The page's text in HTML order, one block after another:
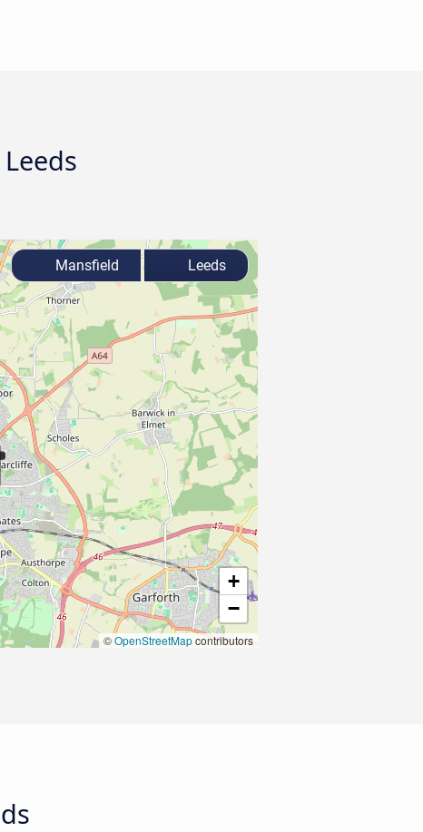
+
−
©OpenStreetMapcontributors
Mansfield Leeds